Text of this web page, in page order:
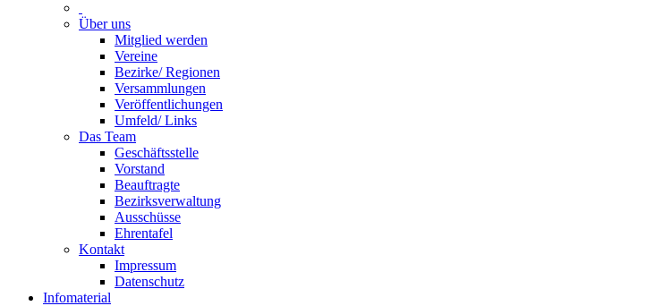
Über uns
Mitglied werden
Vereine
Bezirke/ Regionen
Versammlungen
Veröffentlichungen
Umfeld/ Links
Das Team
Geschäftsstelle
Vorstand
Beauftragte
Bezirksverwaltung
Ausschüsse
Ehrentafel
Kontakt
Impressum
Datenschutz
Infomaterial